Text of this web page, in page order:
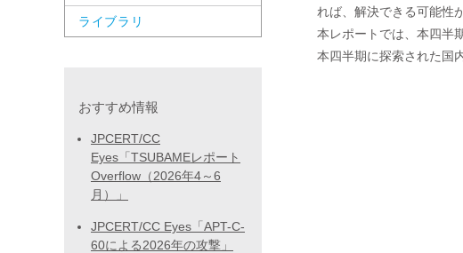
れば、解決できる可能性
本レポートでは、本四半
本四半期に探索された国
ライブラリ
おすすめ情報
JPCERT/CC
Eyes「TSUBAMEレポート
Overflow（2026年4～6
月）」
JPCERT/CC Eyes「APT-C-
60による2026年の攻撃」